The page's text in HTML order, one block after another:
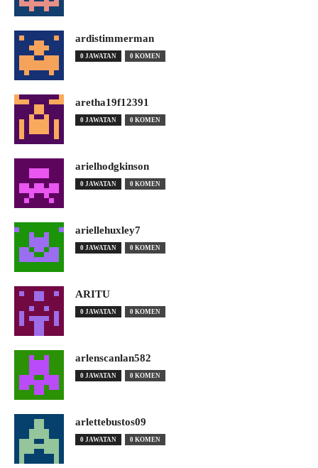
ardistimmerman
0 JAWATAN 0 KOMEN
aretha19f12391
0 JAWATAN 0 KOMEN
arielhodgkinson
0 JAWATAN 0 KOMEN
ariellehuxley7
0 JAWATAN 0 KOMEN
ARITU
0 JAWATAN 0 KOMEN
arlenscanlan582
0 JAWATAN 0 KOMEN
arlettebustos09
0 JAWATAN 0 KOMEN